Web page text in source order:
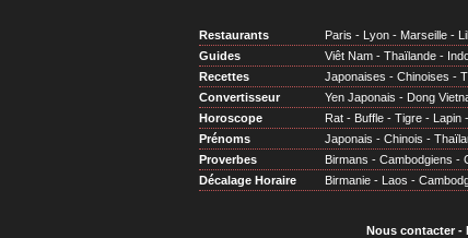
Restaurants Paris - Lyon - Marseille -
Guides
Viêt Nam - Thaïlande -
Recettes
Japonaises - Chinoises -
Convertisseur
Yen Japonais - Dong
Horoscope
Rat - Buffle - Tigre - Lapin -
Prénoms
Japonais - Chinois -
Proverbes
Birmans - Cambodgiens -
Décalage Horaire
Birmanie - Laos -
Nous contacter-